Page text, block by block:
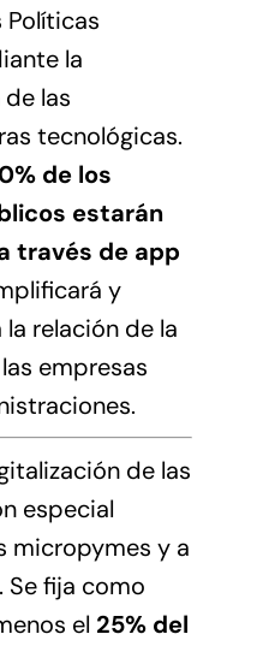
Políticas
la
las
tecnológicas.
de los
estarán
través de app
y
relación de la
empresas
de las
especial
micropymes y a
fija como
el 25% del